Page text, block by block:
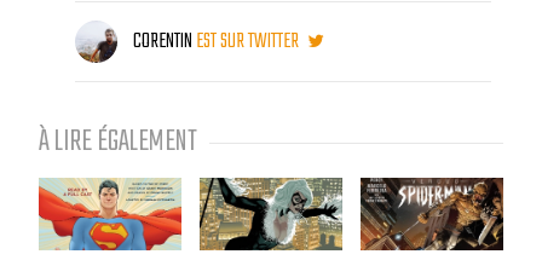
CORENTINEST SUR TWITTER
À LIRE ÉGALEMENT